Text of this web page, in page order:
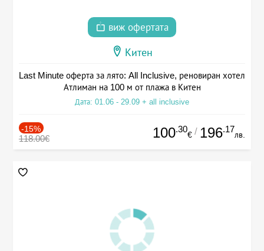
виж офертата
Китен
Last Minute оферта за лято: All Inclusive, реновиран хотел
Атлиман на 100 м от плажа в Китен
Дата: 01.06 - 29.09 + all inclusive
-15%
118.00€ 100.30
€ / 196.17
лв.